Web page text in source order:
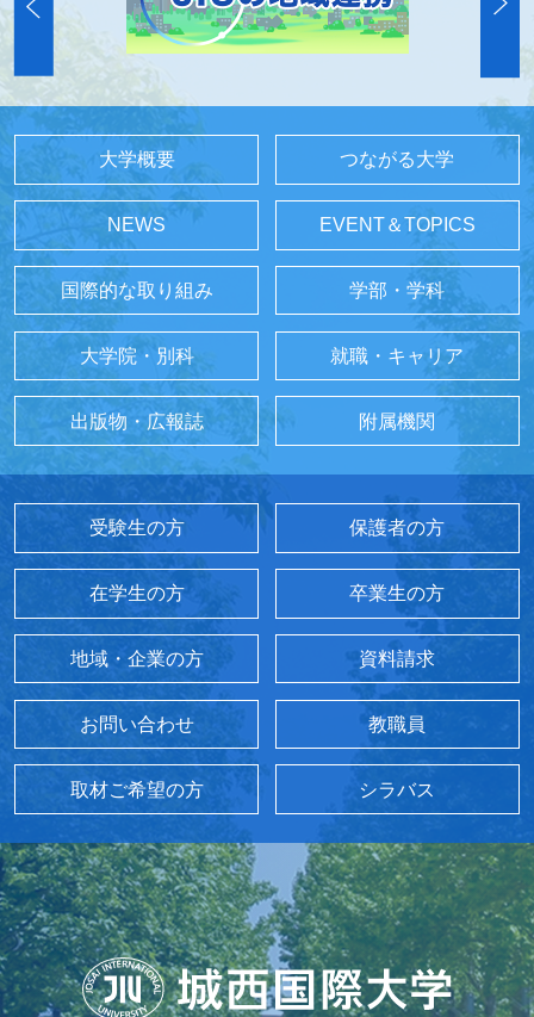
大学概要 つながる大学
NEWS EVENT＆TOPICS
国際的な取り組み 学部・学科
大学院・別科 就職・キャリア
出版物・広報誌 附属機関
受験生の方 保護者の方
在学生の方 卒業生の方
地域・企業の方 資料請求
お問い合わせ 教職員
取材ご希望の方 シラバス